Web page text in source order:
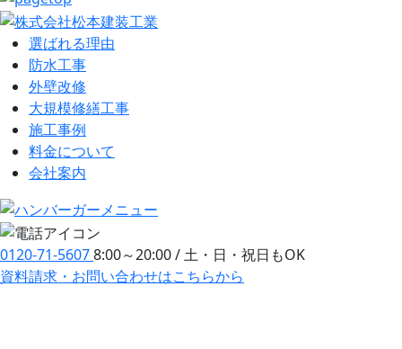
選ばれる理由
防⽔⼯事
外壁改修
大規模修繕工事
施工事例
料金について
会社案内
0120-71-56078:00～20:00 / 土・日・祝日もOK
資料請求・お問い合わせはこちらから